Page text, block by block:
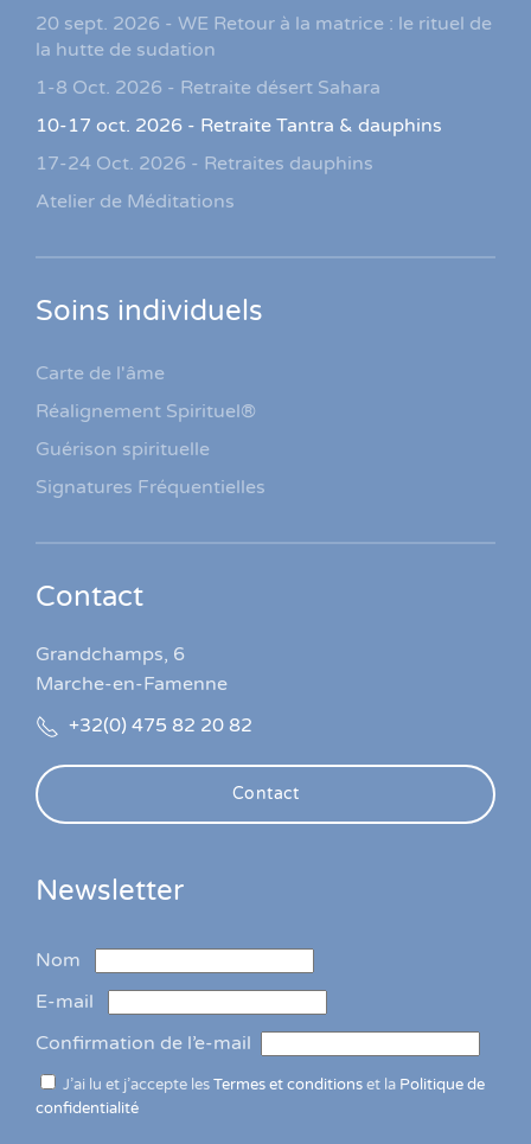
20 sept. 2026 - WE Retour à la matrice : le rituel de
la hutte de sudation
1-8 Oct. 2026 - Retraite désert Sahara
10-17 oct. 2026 - Retraite Tantra & dauphins
17-24 Oct. 2026 - Retraites dauphins
Atelier de Méditations
Soins individuels
Carte de l'âme
Réalignement Spirituel®
Guérison spirituelle
Signatures Fréquentielles
Contact
Grandchamps, 6
Marche-en-Famenne
+32(0) 475 82 20 82
Contact
Newsletter
Nom
E-mail
Confirmation de l’e-mail
J’ai lu et j’accepte lesTermes et conditionset la Politique de
confidentialité